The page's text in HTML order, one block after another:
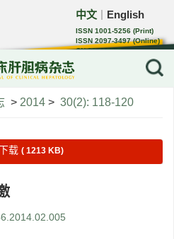
中文 English
ISSN 1001-5256 (Print)
ISSN 2097-3497 (Online)
CN 22-1108/R
> 2014 > 30(2): 118-120
载 ( 1213 KB)